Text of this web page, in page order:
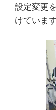
設定変更
けています